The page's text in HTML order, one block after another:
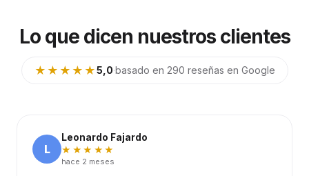
Lo que dicen nuestros clientes
★★★★★5,0·basado en 290 reseñas en Google
L
Leonardo Fajardo
★★★★★
hace 2 meses